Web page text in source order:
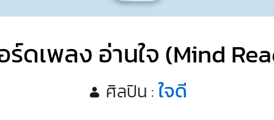
ร์ดเพลง อ่านใจ (Mind
ศิลปิน :ใจดี